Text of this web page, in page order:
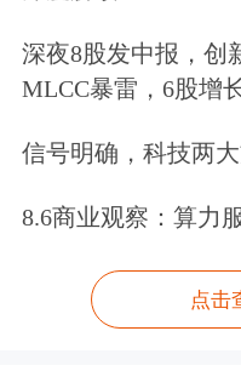
深夜8股发中报，创
MLCC暴雷，6股增
信号明确，科技两大
8.6商业观察：算力
点击